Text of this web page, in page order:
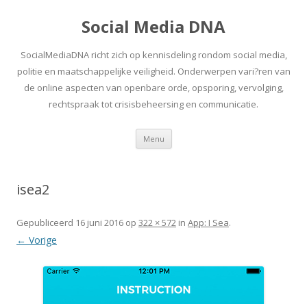
Social Media DNA
SocialMediaDNA richt zich op kennisdeling rondom social media,
politie en maatschappelijke veiligheid. Onderwerpen vari?ren van
de online aspecten van openbare orde, opsporing, vervolging,
rechtspraak tot crisisbeheersing en communicatie.
Menu Spring
inhoud
isea2
Gepubliceerd 16 juni 2016 op 322 × 572 in App: I Sea.
← Vorige